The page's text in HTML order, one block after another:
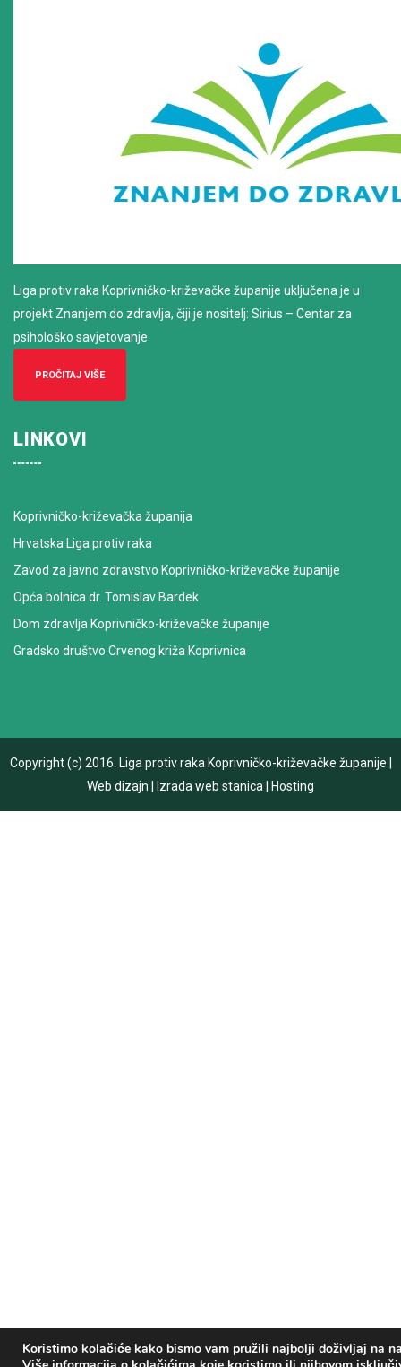
Koristimo kolačiće kako bismo vam pružili najbolji doživljaj na
Liga protiv raka Koprivničko-križevačke županije uključena je u
projekt Znanjem do zdravlja, čiji je nositelj: Sirius – Centar za
psihološko savjetovanje
PROČITAJ VIŠE
LINKOVI
Koprivničko-križevačka županija
Hrvatska Liga protiv raka
Zavod za javno zdravstvo Koprivničko-križevačke županije
Opća bolnica dr. Tomislav Bardek
Dom zdravlja Koprivničko-križevačke županije
Gradsko društvo Crvenog križa Koprivnica
Copyright (c) 2016. Liga protiv raka Koprivničko-križevačke županije
Web dizajn
Izrada web stanica Hosting